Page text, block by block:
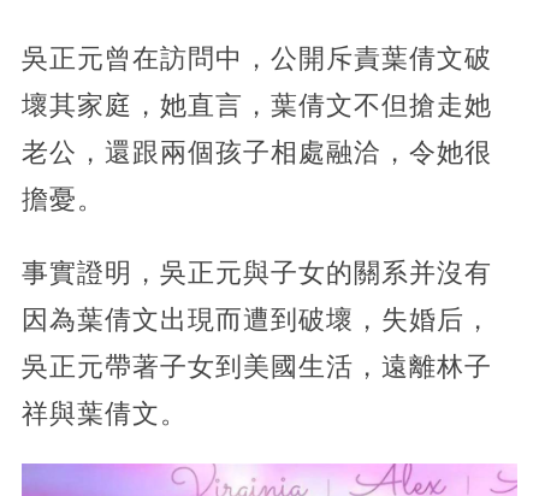
吳正元曾在訪問中，公開斥責葉倩文破
壞其家庭，她直言，葉倩文不但搶走她
老公，還跟兩個孩子相處融洽，令她很
擔憂。
事實證明，吳正元與子女的關系并沒有
因為葉倩文出現而遭到破壞，失婚后，
吳正元帶著子女到美國生活，遠離林子
祥與葉倩文。